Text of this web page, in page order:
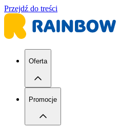
Przejdź do treści
Oferta
Promocje